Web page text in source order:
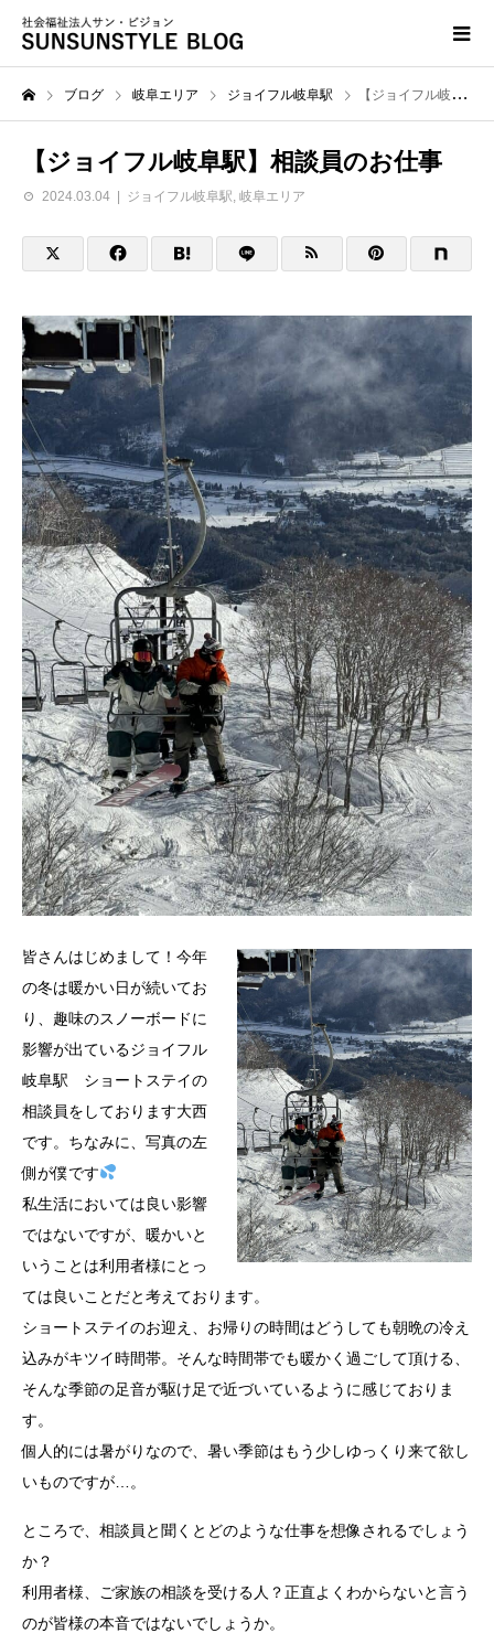
ブログ 岐阜エリア ジョイフル岐阜駅 【ジョイフル岐阜駅】相談員のお仕事
【ジョイフル岐阜駅】相談員のお仕事
2024.03.04 ジョイフル岐阜駅 岐阜エリア
皆さんはじめまして！今年
の冬は暖かい日が続いてお
り、趣味のスノーボードに
影響が出ているジョイフル
岐阜駅 ショートステイの
相談員をしております大西
です。ちなみに、写真の左
側が僕です
私生活においては良い影響
ではないですが、暖かいと
いうことは利用者様にとっ
ては良いことだと考えております。
ショートステイのお迎え、お帰りの時間はどうしても朝晩の冷え
込みがキツイ時間帯。そんな時間帯でも暖かく過ごして頂ける、
そんな季節の足音が駆け足で近づいているように感じておりま
す。
個人的には暑がりなので、暑い季節はもう少しゆっくり来て欲し
いものですが…。
ところで、相談員と聞くとどのような仕事を想像されるでしょう
か？
利用者様、ご家族の相談を受ける人？正直よくわからないと言う
のが皆様の本音ではないでしょうか。